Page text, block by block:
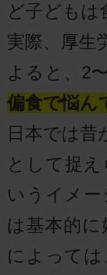
ど子ども
実際、厚生
よると、2
偏食で悩ん
日本では
として捉
いうイメ
は基本的
によっては